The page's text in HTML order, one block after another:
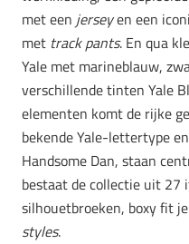
met een jerseyen een
met track pants. En qua
Yale met marineblauw,
verschillende tinten Yale
elementen komt de rijke
bekende Yale-lettertype
Handsome Dan, staan
bestaat de collectie uit 27
silhouetbroeken, boxy fit
styles.